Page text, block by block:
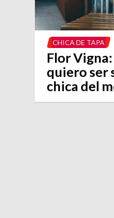
CHICA DE TAPA
Flor Vigna:
quiero ser
chica del